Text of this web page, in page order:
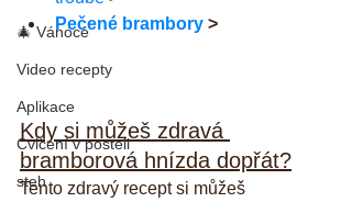
🎄 Vánoce
Video recepty
Aplikace
Cvičení v posteli
steh
Pečené brambory >
Kdy si můžeš zdravá
bramborová hnízda dopřát?
Tento zdravý recept si můžeš